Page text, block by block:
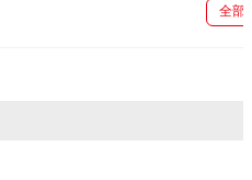
全部